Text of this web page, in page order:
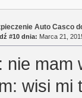
Auto Casco
#10 dnia: Marca 21,
nie mam
wisi mi